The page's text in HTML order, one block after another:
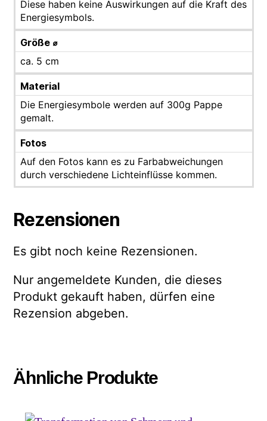
Diese haben keine Auswirkungen auf die Kraft des
Energiesymbols.
Größe ⌀
ca. 5 cm
Material
Die Energiesymbole werden auf 300g Pappe
gemalt.
Fotos
Auf den Fotos kann es zu Farbabweichungen
durch verschiedene Lichteinflüsse kommen.
Rezensionen
Es gibt noch keine Rezensionen.
Nur angemeldete Kunden, die dieses
Produkt gekauft haben, dürfen eine
Rezension abgeben.
Ähnliche Produkte